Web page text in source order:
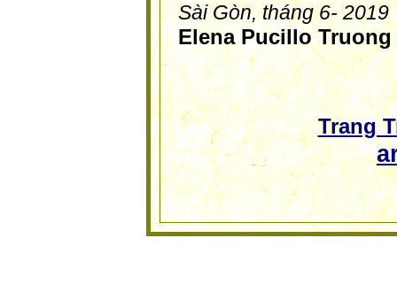
Sài Gòn, tháng 6- 2019
Elena Pucillo Truong
Trang